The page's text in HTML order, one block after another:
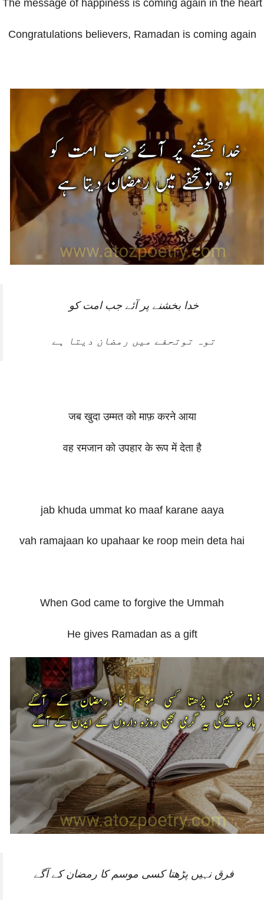
The message of happiness is coming again in the heart
Congratulations believers, Ramadan is coming again
خدا بخشنے پر آئے جب امت کو
توہ توتحفے میں رمضان دیتا ہے
जब खुदा उम्मत को माफ़ करने आया
वह रमजान को उपहार के रूप में देता है
jab khuda ummat ko maaf karane aaya
vah ramajaan ko upahaar ke roop mein deta hai
When God came to forgive the Ummah
He gives Ramadan as a gift
فرق نہیں پڑھتا کسی موسم کا رمضان کے آگے